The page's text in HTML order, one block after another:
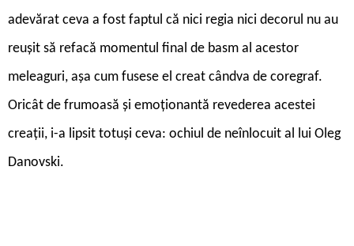
adevărat ceva a fost faptul că nici regia nici decorul nu au
reușit să refacă momentul final de basm al acestor
meleaguri, așa cum fusese el creat cândva de coregraf.
Oricât de frumoasă și emoționantă revederea acestei
creații, i-a lipsit totuși ceva: ochiul de neînlocuit al lui Oleg
Danovski.